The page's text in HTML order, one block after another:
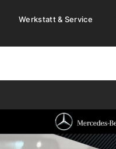
Werkstatt & Service